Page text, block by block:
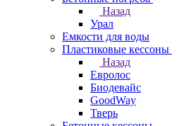
Назад
Урал
Емкости для воды
Пластиковые кессоны
Назад
Евролос
Биодевайс
GoodWay
Тверь